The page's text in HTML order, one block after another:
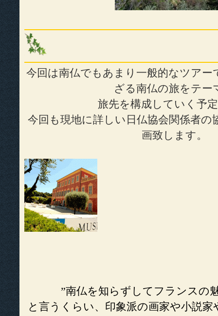
今回は南仏でもあまり一般的なツア
ざる南仏の旅をテー
旅先を構成していく予
今回も現地に詳しい日仏協会関係者の
画致します。
”南仏を知らずしてフランスの
と言うくらい、印象派の画家や小説家